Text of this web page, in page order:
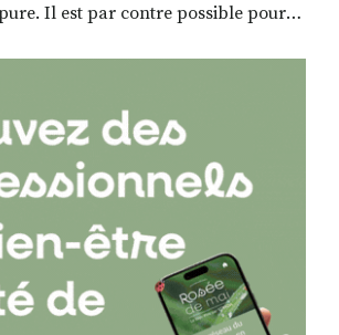
pure. Il est par contre possible pour
naturelle, vivante, dans laquelle il est